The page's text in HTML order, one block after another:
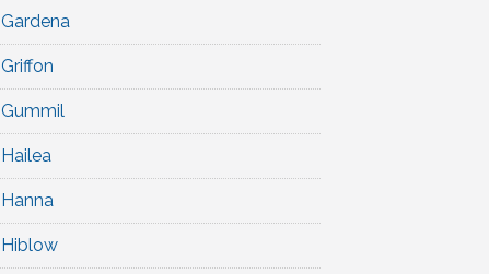
Gardena
Griffon
Gummil
Hailea
Hanna
Hiblow